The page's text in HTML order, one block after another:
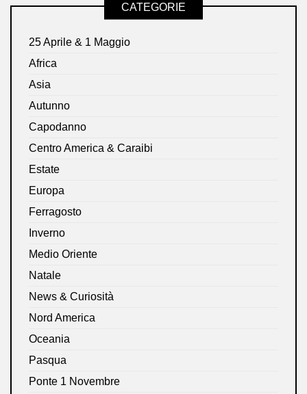
CATEGORIE
25 Aprile & 1 Maggio
Africa
Asia
Autunno
Capodanno
Centro America & Caraibi
Estate
Europa
Ferragosto
Inverno
Medio Oriente
Natale
News & Curiosità
Nord America
Oceania
Pasqua
Ponte 1 Novembre